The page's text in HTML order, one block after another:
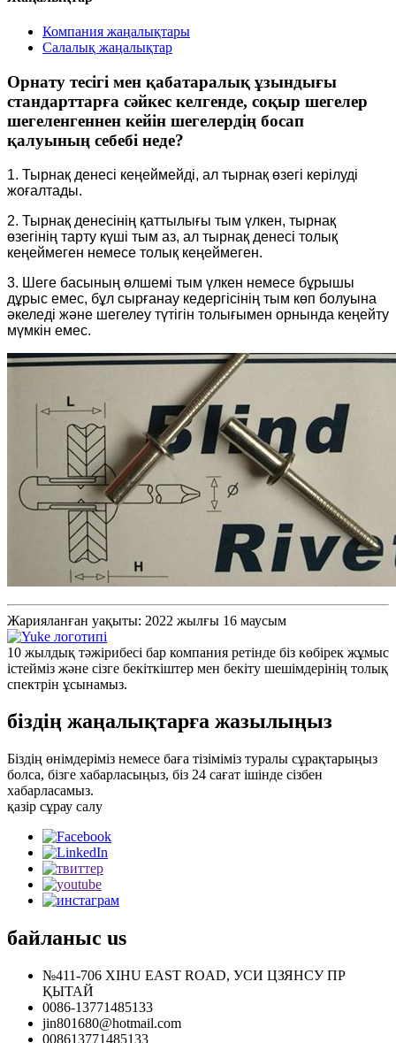
Компания жаңалықтары
Салалық жаңалықтар
Орнату тесігі мен қабатаралық ұзындығы
стандарттарға сәйкес келгенде, соқыр шегелер
шегеленгеннен кейін шегелердің босап
қалуының себебі неде?
1. Тырнақ денесі кеңеймейді, ал тырнақ өзегі керілуді
жоғалтады.
2. Тырнақ денесінің қаттылығы тым үлкен, тырнақ
өзегінің тарту күші тым аз, ал тырнақ денесі толық
кеңеймеген немесе толық кеңеймеген.
3. Шеге басының өлшемі тым үлкен немесе бұрышы
дұрыс емес, бұл сырғанау кедергісінің тым көп болуына
әкеледі және шегелеу түтігін толығымен орнында кеңейту
мүмкін емес.
Жарияланған уақыты: 2022 жылғы 16 маусым
10 жылдық тәжірибесі бар компания ретінде біз көбірек жұмыс
істейміз және сізге бекіткіштер мен бекіту шешімдерінің толық
спектрін ұсынамыз.
біздің жаңалықтарға жазылыңыз
Біздің өнімдеріміз немесе баға тізіміміз туралы сұрақтарыңыз
болса, бізге хабарласыңыз, біз 24 сағат ішінде сізбен
хабарласамыз.
қазір сұрау салу
байланыс us
№411-706 XIHU EAST ROAD, УСИ ЦЗЯНСУ ПР
ҚЫТАЙ
0086-13771485133
jin801680@hotmail.com
008613771485133